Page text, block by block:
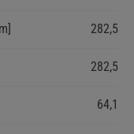
282,5
282,5
64,1